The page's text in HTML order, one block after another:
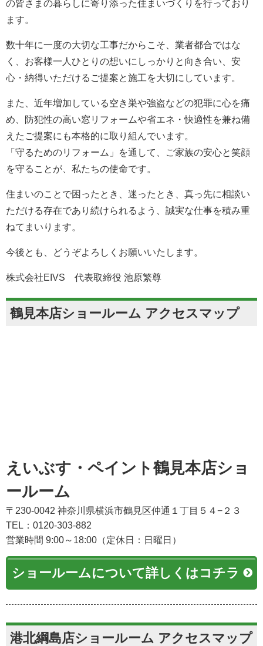
の皆さまの暮らしに寄り添った住まいづくりを行っており
ます。
数十年に一度の大切な工事だからこそ、業者都合ではな
く、お客様一人ひとりの想いにしっかりと向き合い、安
心・納得いただけるご提案と施工を大切にしています。
また、近年増加している空き巣や強盗などの犯罪に心を痛
め、防犯性の高い窓リフォームや省エネ・快適性を兼ね備
えたご提案にも本格的に取り組んでいます。
「守るためのリフォーム」を通して、ご家族の安心と笑顔
を守ることが、私たちの使命です。
住まいのことで困ったとき、迷ったとき、真っ先に相談い
ただける存在であり続けられるよう、誠実な仕事を積み重
ねてまいります。
今後とも、どうぞよろしくお願いいたします。
株式会社EIVS 代表取締役 池原繁尊
鶴見本店ショールーム アクセスマップ
えいぶす・ペイント鶴見本店ショ
ールーム
〒230-0042 神奈川県横浜市鶴見区仲通１丁目５４−２３
TEL：0120-303-882
営業時間 9:00～18:00（定休日：日曜日）
ショールームについて詳しくはコチラ
港北綱島店ショールーム アクセスマップ